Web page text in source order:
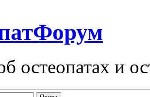
остеопатах и